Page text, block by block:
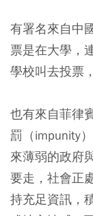
有署名來自中
票是在大學，
學校叫去投票
也有來自菲律
罰（impunity
來薄弱的政府
要走，社會正
持充足資訊，